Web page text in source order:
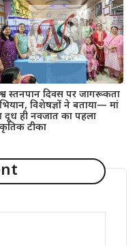
स्तनपान दिवस पर जागरूकता
विशेषज्ञों ने बताया— मां
दूध ही नवजात का पहला
टीका